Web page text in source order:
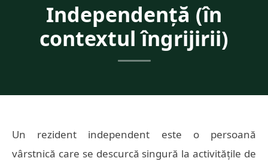
Independență (în
contextul îngrijirii)
Un rezident independent este o persoană
vârstnică care se descurcă singură la activitățile de